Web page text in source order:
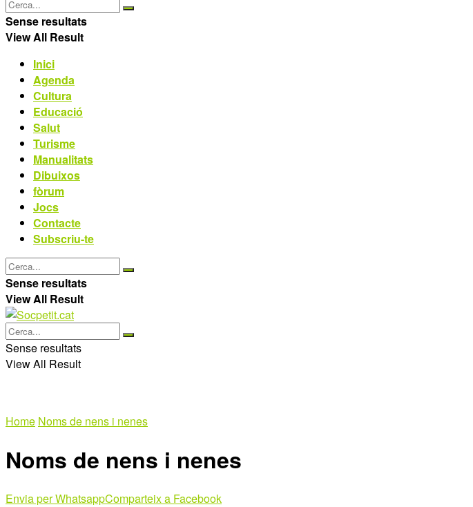
Sense resultats
View All Result
Inici
Agenda
Cultura
Educació
Salut
Turisme
Manualitats
Dibuixos
fòrum
Jocs
Contacte
Subscriu-te
Sense resultats
View All Result
Sense resultats
View All Result
Home Noms de nens i nenes
Noms de nens i nenes
Envia per WhatsappComparteix a Facebook